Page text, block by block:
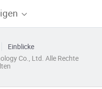
Einblicke
Co., Ltd. Alle Rechte